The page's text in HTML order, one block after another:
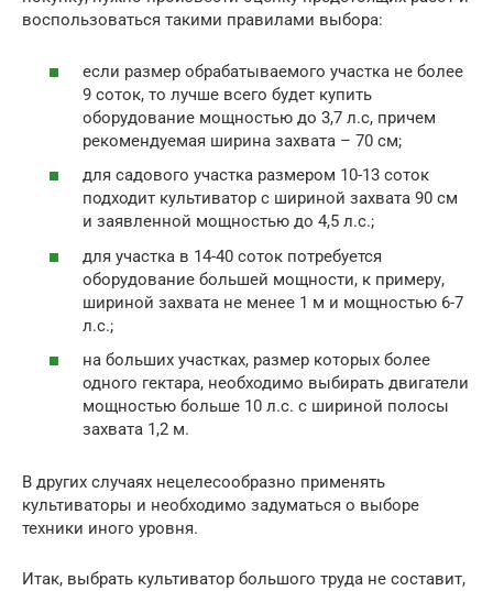
воспользоваться такими правилами выбора:
если размер обрабатываемого участка не более
9 соток, то лучше всего будет купить
оборудование мощностью до 3,7 л.с, причем
рекомендуемая ширина захвата – 70 см;
для садового участка размером 10-13 соток
подходит культиватор с шириной захвата 90 см
и заявленной мощностью до 4,5 л.с.;
для участка в 14-40 соток потребуется
оборудование большей мощности, к примеру,
шириной захвата не менее 1 м и мощностью 6-7
л.с.;
на больших участках, размер которых более
одного гектара, необходимо выбирать двигатели
мощностью больше 10 л.с. с шириной полосы
захвата 1,2 м.
В других случаях нецелесообразно применять
культиваторы и необходимо задуматься о выборе
техники иного уровня.
Итак, выбрать культиватор большого труда не составит,